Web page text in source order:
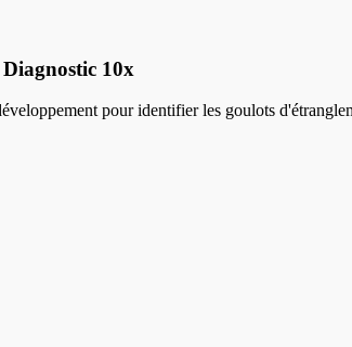
10x
pour identifier les goulots